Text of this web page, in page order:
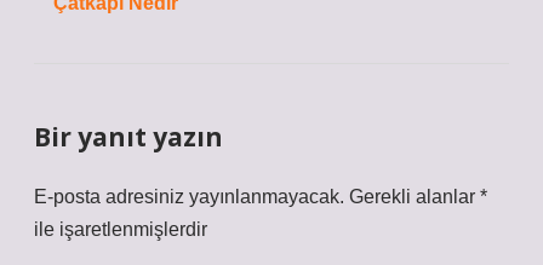
Bir yanıt yazın
E-posta adresiniz yayınlanmayacak. Gerekli alanlar *
ile işaretlenmişlerdir